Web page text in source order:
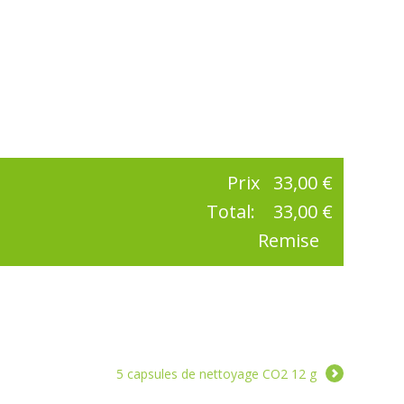
Prix
33,00 €
Total:
33,00 €
Remise
5 capsules de nettoyage CO2 12 g